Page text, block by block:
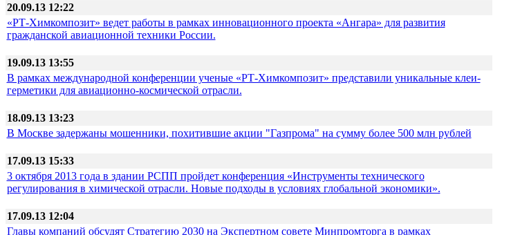
20.09.13 12:22
«РТ-Химкомпозит» ведет работы в рамках инновационного проекта «Ангара» для развития
гражданской авиационной техники России.
19.09.13 13:55
В рамках международной конференции ученые «РТ-Химкомпозит» представили уникальные клеи-
герметики для авиационно-космической отрасли.
18.09.13 13:23
В Москве задержаны мошенники, похитившие акции "Газпрома" на сумму более 500 млн рублей
17.09.13 15:33
3 октября 2013 года в здании РСПП пройдет конференция «Инструменты технического
регулирования в химической отрасли. Новые подходы в условиях глобальной экономики».
17.09.13 12:04
Главы компаний обсудят Стратегию 2030 на Экспертном совете Минпромторга в рамках